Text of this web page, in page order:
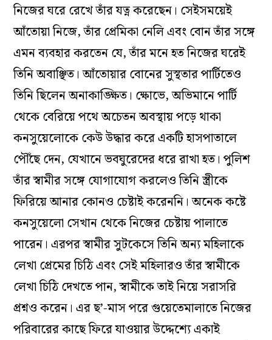
নিজের ঘরে রেখে তাঁর যত্ন করেছেন। সেইসময়েই
আঁতোয়া নিজে, তাঁর প্রেমিকা নেলি এবং বোন তাঁর সঙ্গে
এমন ব্যবহার করতেন যে, তাঁর মনে হত নিজের ঘরেই
তিনি অবাঞ্ছিত। আঁতোয়ার বোনের সুস্থতার পার্টিতেও
তিনি ছিলেন অনাকাঙ্ক্ষিত। ক্ষোভে, অভিমানে পার্টি
থেকে বেরিয়ে পথে অচেতন অবস্থায় পড়ে থাকা
কনসুয়েলোকে কেউ উদ্ধার করে একটি হাসপাতালে
পৌঁছে দেন, যেখানে ভবঘুরেদের ধরে রাখা হত। পুলিশ
তাঁর স্বামীর সঙ্গে যোগাযোগ করলেও তিনি স্ত্রীকে
ফিরিয়ে আনার কোনও চেষ্টাই করেননি। অনেক কষ্টে
কনসুয়েলো সেখান থেকে নিজের চেষ্টায় পালাতে
পারেন। এরপর স্বামীর সুটকেসে তিনি অন্য মহিলাকে
লেখা প্রেমের চিঠি এবং সেই মহিলারও তাঁর স্বামীকে
লেখা চিঠি দেখতে পান, স্বামীকে তাই নিয়ে সরাসরি
প্রশ্নও করেন। এর ছ’-মাস পরে গুয়েতেমালাতে নিজের
পরিবারের কাছে ফিরে যাওয়ার উদ্দেশ্যে একাই